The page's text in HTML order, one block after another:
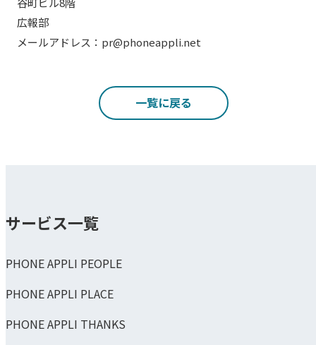
広報部
メールアドレス：pr@phoneappli.net
一覧に戻る
サービス一覧
PHONE APPLI PEOPLE
PHONE APPLI PLACE
PHONE APPLI THANKS